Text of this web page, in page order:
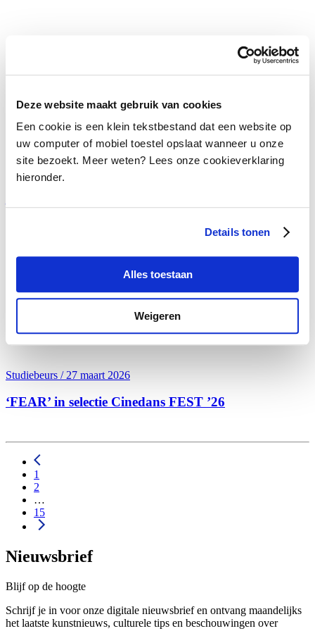
Deze website maakt gebruik van cookies
Een cookie is een klein tekstbestand dat een website op
uw computer of mobiel toestel opslaat wanneer u onze
site bezoekt. Meer weten? Lees onze cookieverklaring
hieronder.
Details tonen
Alles toestaan
Weigeren
Portret: Acteur Sina Nazari
Studiebeurs / 3 mei 2026
Interview: Gitarist Olivier van Niekerk studeert in
Studiebeurs / 19 april 2026
Interview: Julian Jeukendrup wil de wereld over
Studiebeurs / 27 maart 2026
‘FEAR’ in selectie Cinedans FEST ’26
1
2
…
15
Nieuwsbrief
Blijf op de hoogte
Schrijf je in voor onze digitale nieuwsbrief en ontvang maandelijks
het laatste kunstnieuws, culturele tips en beschouwingen over